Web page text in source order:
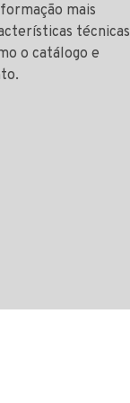
mais
técnicas
o catálogo e